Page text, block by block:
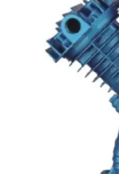
অনুরোধ